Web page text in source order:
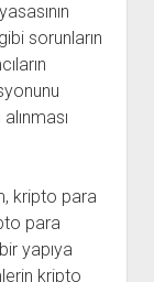
sorunların
kripto para
para
yapıya
kripto